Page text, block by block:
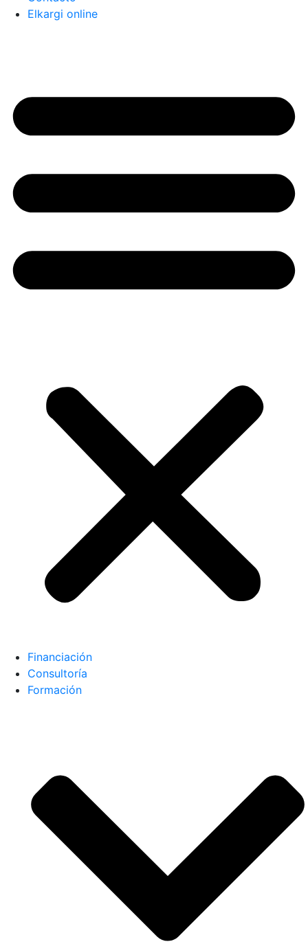
Elkargi online
Financiación
Consultoría
Formación